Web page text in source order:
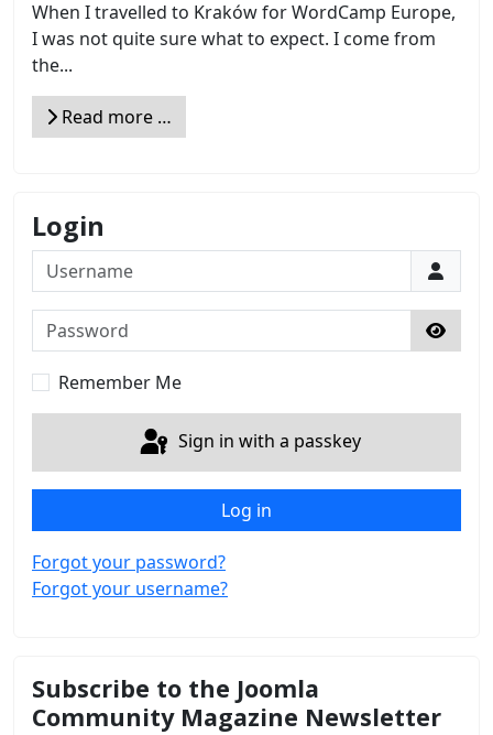
When I travelled to Kraków for WordCamp Europe,
I was not quite sure what to expect. I come from
the...
Read more …
Login
Username
Password
Show
Remember Me
Sign in with a passkey
Log in
Forgot your password?
Forgot your username?
Subscribe to the Joomla
Community Magazine Newsletter